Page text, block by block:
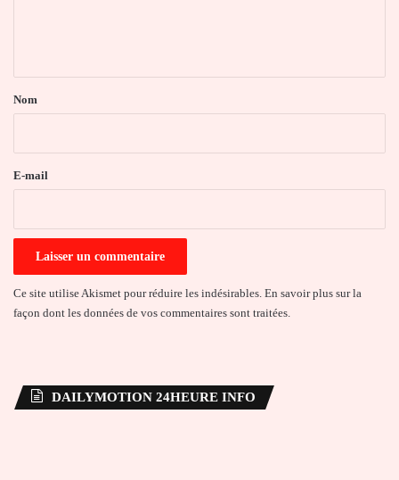
a
e
Nom
E-mail
Ce site utilise Akismet pour réduire les indésirables. En savoir plus sur la
façon dont les données de vos commentaires sont traitées
DAILYMOTION 24HEURE INFO